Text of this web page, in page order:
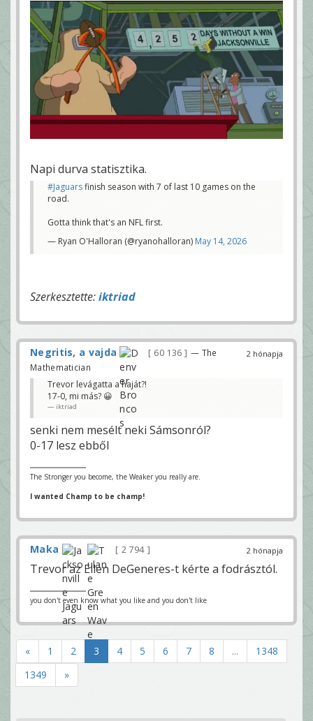
Napi durva statisztika.
#Jaguarsfinish season with 7 of last 10 games on the
road.
Gotta think that's an NFL first.
— Ryan O'Halloran (@ryanohalloran)May 14, 2026
Szerkesztette:iktriad
2 hónapja
Negritis, a vajda 60 136
— The
Mathematician
Trevor levágatta a haját?!
17-0, mi más? 😀
iktriad
senki nem mesélt neki Sámsonról?
0-17 lesz ebből
The Stronger you become, the Weaker you really are.
I wanted Champ to be champ!
2 hónapja
Maka 2 794
Trevor az Ellen DeGeneres-t kérte a fodrásztól.
you don't even know what you like and you don't like
« 1 2 3 4 5 6 7 8 ...
1348
1349
»